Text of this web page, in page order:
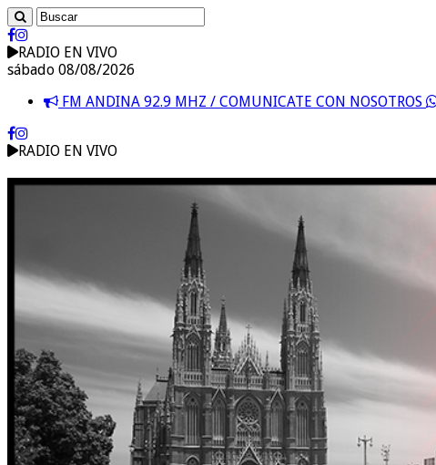
RADIO EN VIVO
sábado 08/08/2026
FM ANDINA 92.9 MHZ / COMUNICATE CON NOSOTROS
RADIO EN VIVO